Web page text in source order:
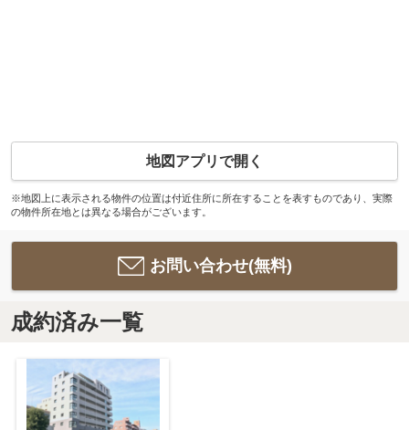
地図アプリで開く
※地図上に表示される物件の位置は付近住所に所在することを表すものであり、実際
の物件所在地とは異なる場合がございます。
お問い合わせ(無料)
成約済み一覧